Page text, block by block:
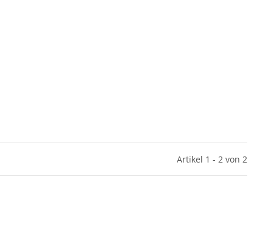
Artikel 1 - 2 von 2